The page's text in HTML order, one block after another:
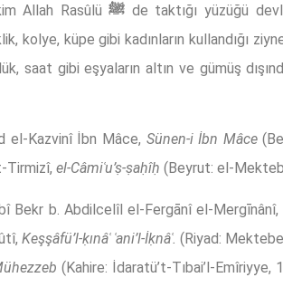
Allah Rasûlüﷺ de taktığı yüzüğü
kolye, küpe gibi kadınların kullandığı
saat gibi eşyaların altın ve gümüş
el-Kazvinî İbn Mâce, Sünen-i İbn Mâce
Tirmizî, el-Câmiʿu’ṣ-ṣaḥîḥ (Beyrut: el-
Bekr b. Abdilcelîl el-Fergānî el-Mergīnânî,
Keşşâfü’l-ḳınâʿ ʿani’l-İḳnâʿ. (Riyad:
(Kahire: İdaratü’t-Tıbai’l-